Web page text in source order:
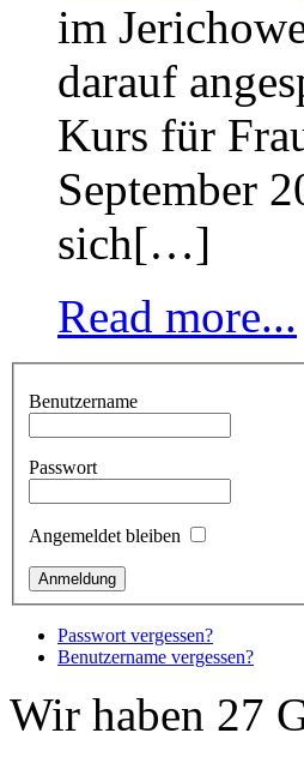
im
darauf
Kurs für
September
sich[…]
Read more...
Benutzername
Passwort
Angemeldet bleiben
Passwort vergessen?
Benutzername vergessen?
Wir haben 27